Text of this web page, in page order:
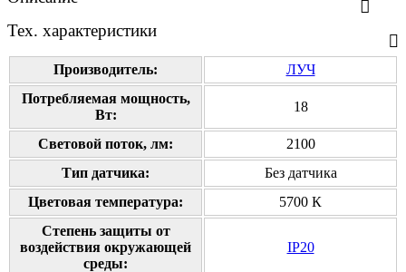
Тех. характеристики
Производитель:
ЛУЧ
Потребляемая мощность,
Вт:
18
Cветовой поток, лм:
2100
Тип датчика:
Без датчика
Цветовая температура:
5700 К
Степень защиты от
воздействия окружающей
среды:
IP20